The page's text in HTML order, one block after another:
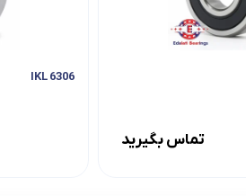
تماس بگیرید
6306 IKL